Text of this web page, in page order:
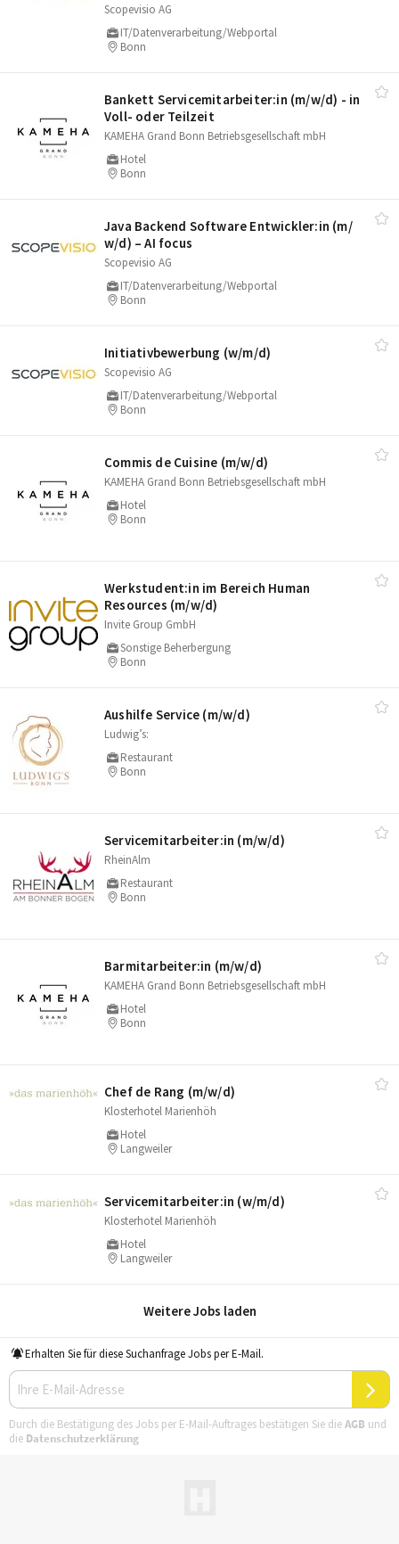
Scopevisio AG
IT/Datenverarbeitung/Webportal
Bonn
Bankett Servicemitarbeiter:in (m/​w/​d) - in
Voll- oder Teilzeit
KAMEHA Grand Bonn Betriebsgesellschaft mbH
Hotel
Bonn
Java Backend Software Entwickler:in (m/​
w/​d) – AI focus
Scopevisio AG
IT/Datenverarbeitung/Webportal
Bonn
Initiativbewerbung (w/​m/​d)
Scopevisio AG
IT/Datenverarbeitung/Webportal
Bonn
Commis de Cuisine (m/​w/​d)
KAMEHA Grand Bonn Betriebsgesellschaft mbH
Hotel
Bonn
Werkstudent:in im Bereich Human
Resources (m/​w/​d)
Invite Group GmbH
Sonstige Beherbergung
Bonn
Aushilfe Service (m/​w/​d)
Ludwig’s:
Restaurant
Bonn
Servicemitarbeiter:in (m/​w/​d)
RheinAlm
Restaurant
Bonn
Barmitarbeiter:in (m/​w/​d)
KAMEHA Grand Bonn Betriebsgesellschaft mbH
Hotel
Bonn
Chef de Rang (m/​w/​d)
Klosterhotel Marienhöh
Hotel
Langweiler
Servicemitarbeiter:in (w/​m/​d)
Klosterhotel Marienhöh
Hotel
Langweiler
Weitere Jobs laden
Erhalten Sie für diese Suchanfrage Jobs per E-Mail.
Durch die Bestätigung des Jobs per E-Mail-Auftrages bestätigen Sie dieAGB und
die Datenschutzerklärung